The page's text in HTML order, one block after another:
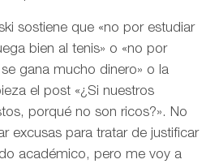
sostiene que «no por estudiar
bien al tenis» o «no por
gana mucho dinero» o la
el post «¿Si nuestros
porqué no son ricos?». No
excusas para tratar de justificar
académico, pero me voy a